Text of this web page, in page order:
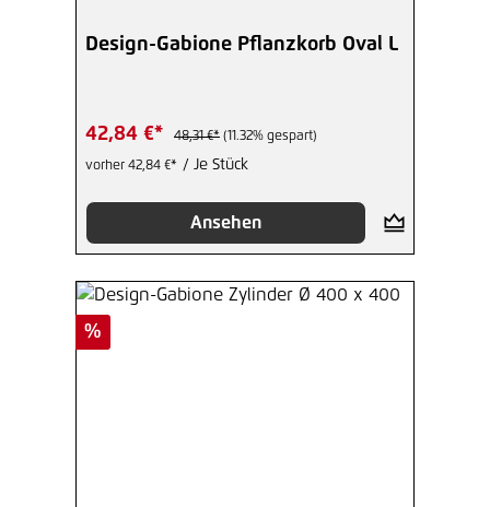
Design-Gabione Pflanzkorb Oval L
42,84 €* 48,31 €* (11.32% gespart)
vorher 42,84 €* / Je Stück
Ansehen
Rabatt
%